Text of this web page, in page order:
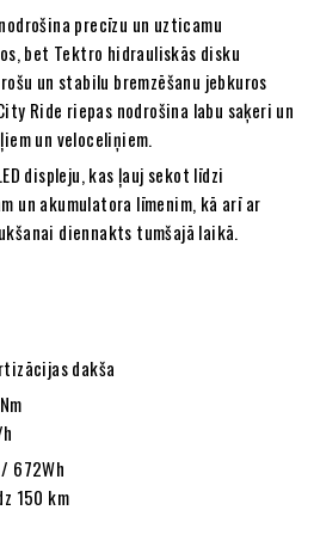
precīzu un uzticamu
bet Tektro hidrauliskās disku
un stabilu bremzēšanu jebkuros
Ride riepas nodrošina labu saķeri un
un veloceliņiem.
displeju, kas ļauj sekot līdzi
un akumulatora līmenim, kā arī ar
diennakts tumšajā laikā.
dakša
672Wh
150 km